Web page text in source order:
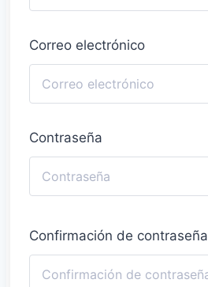
Correo electrónico
Contraseña
Confirmación de contraseña